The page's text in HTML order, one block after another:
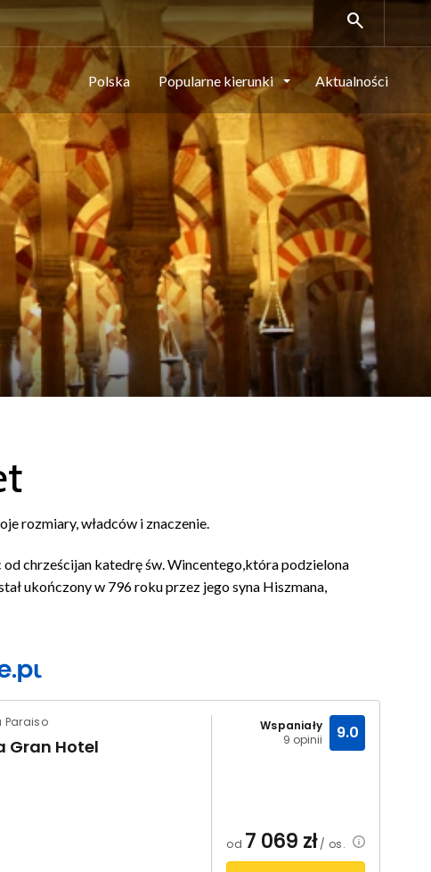
search
Polska Popularne kierunki Aktualności
rozmiary, władców i znaczenie.
chrześcijan katedrę św. Wincentego,która podzielona
ukończony w 796 roku przez jego syna Hiszmana,
Paraiso
Gran Hotel
Wspaniały
9 opinii
9.0
od 7 069 zł/ os.